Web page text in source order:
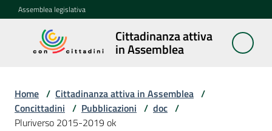
Vai al contenuto
Vai alla navigazione
Vai al footer
Assemblea legislativa
Cittadinanza attiva
in Assemblea
Cittadinanza
attiva in
Concittadini
Home / Cittadinanza attiva in Assemblea /
Concittadini / Pubblicazioni / doc /
Pluriverso 2015-2019 ok